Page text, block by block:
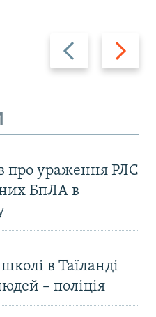
Назад Вперед
про ураження РЛС
БпЛА в
в Таїланді
– поліція